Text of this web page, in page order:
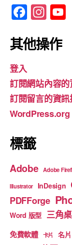
F
a
c
b
o
o
k
In
st
a
gr
a
m
其他操作
登入
訂閱網站內容
訂閱留言的資
WordPress.org
標籤
Adobe Adobe
Illustrator InDesign
PDFForge
Word 版型 三角
免費軟體 卡片 名片